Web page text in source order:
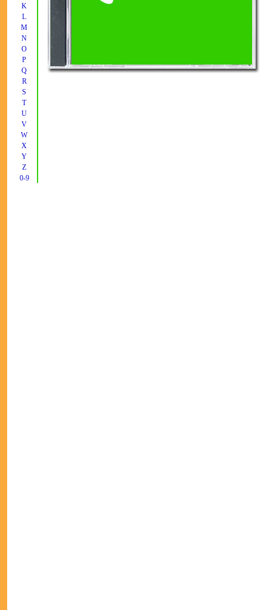
K
L
M
N
O
P
Q
R
S
T
U
V
W
X
Y
Z
0-9